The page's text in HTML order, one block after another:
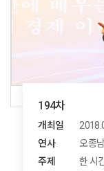
194차
개최일
연사
오종
주제
한 시